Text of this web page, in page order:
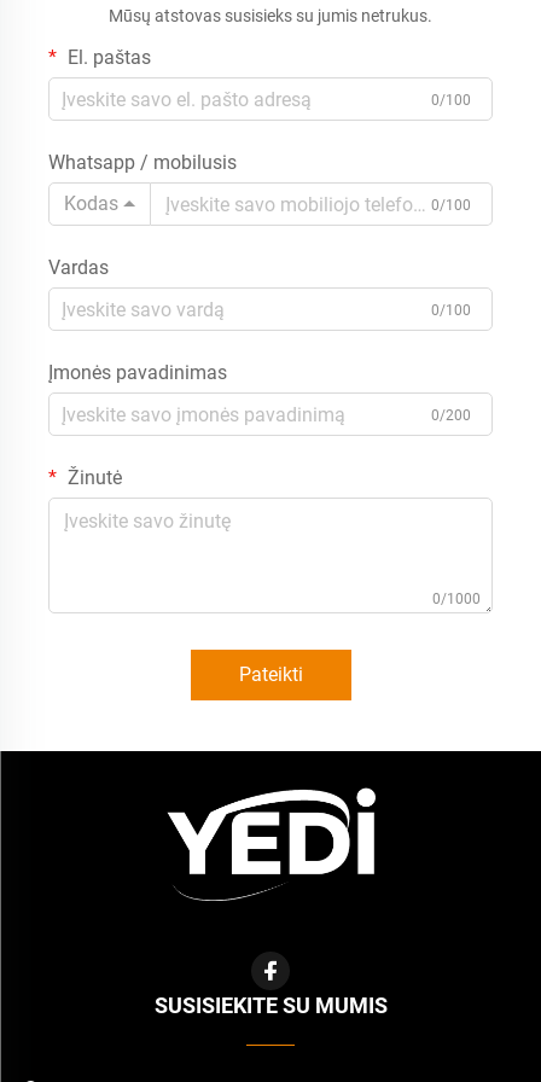
Mūsų atstovas susisieks su jumis netrukus.
El. paštas
0/100
Whatsapp / mobilusis
Kodas
0/100
Vardas
0/100
Įmonės pavadinimas
0/200
Žinutė
0/1000
Pateikti
SUSISIEKITE SU MUMIS